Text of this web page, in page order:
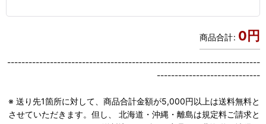
商品合計: 0円
-----------------------------------------------------------------------
-----------------------------
※ 送り先1箇所に対して、商品合計金額が5,000円以上は送料無料と
させていただきます。但し、 北海道・沖縄・離島は規定料ご請求と